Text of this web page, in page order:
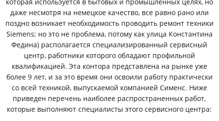
даже несмотря на немецкое качество, все равно рано или
поздно возникает необходимость проводить ремонт техники
Siemens; но это не проблема, потому как улица Константина
Федина) располагается специализированный сервисный
центр, работники которого обладают профильной
квалификацией. Эта контора представлена на рынке уже
более 9 лет, и за это время они освоили работу практически
со всей техникой, выпускаемой компанией Сименс. Ниже
приведен перечень наиболее распространенных работ,
которые выполняют специалисты этого сервисного центра: